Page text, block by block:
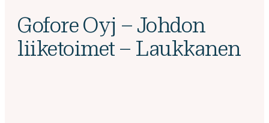
Gofore Oyj – Johdon
liiketoimet – Laukkanen